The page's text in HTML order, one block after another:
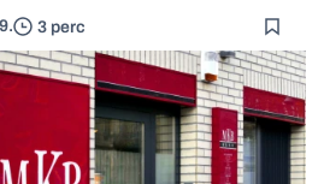
3 perc